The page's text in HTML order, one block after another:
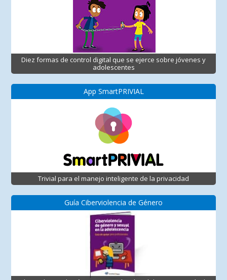
Diez formas de control digital que se ejerce sobre jóvenes y
adolescentes
App SmartPRIVIAL
Trivial para el manejo inteligente de la privacidad
Guía Ciberviolencia de Género